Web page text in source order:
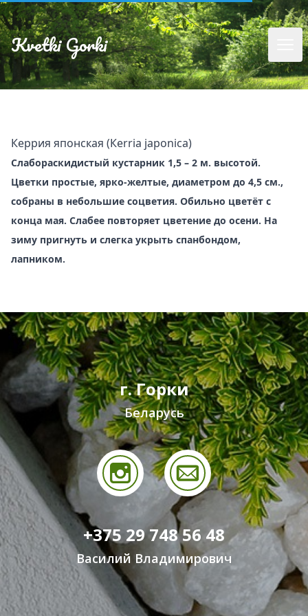
Kvetki Gorki
Керрия японская (Кerria japonica)
Слабораскидистый кустарник 1,5 – 2 м. высотой.
Цветки простые, ярко-желтые, диаметром до 4,5 см.,
собраны в небольшие соцветия. Обильно цветёт с
конца мая. Слабее повторяет цветение до осени. На
зиму пригнуть и слегка укрыть спанбондом,
лапником.
г. Горки
Беларусь
+375 29 748 56 48
Василий Владимирович